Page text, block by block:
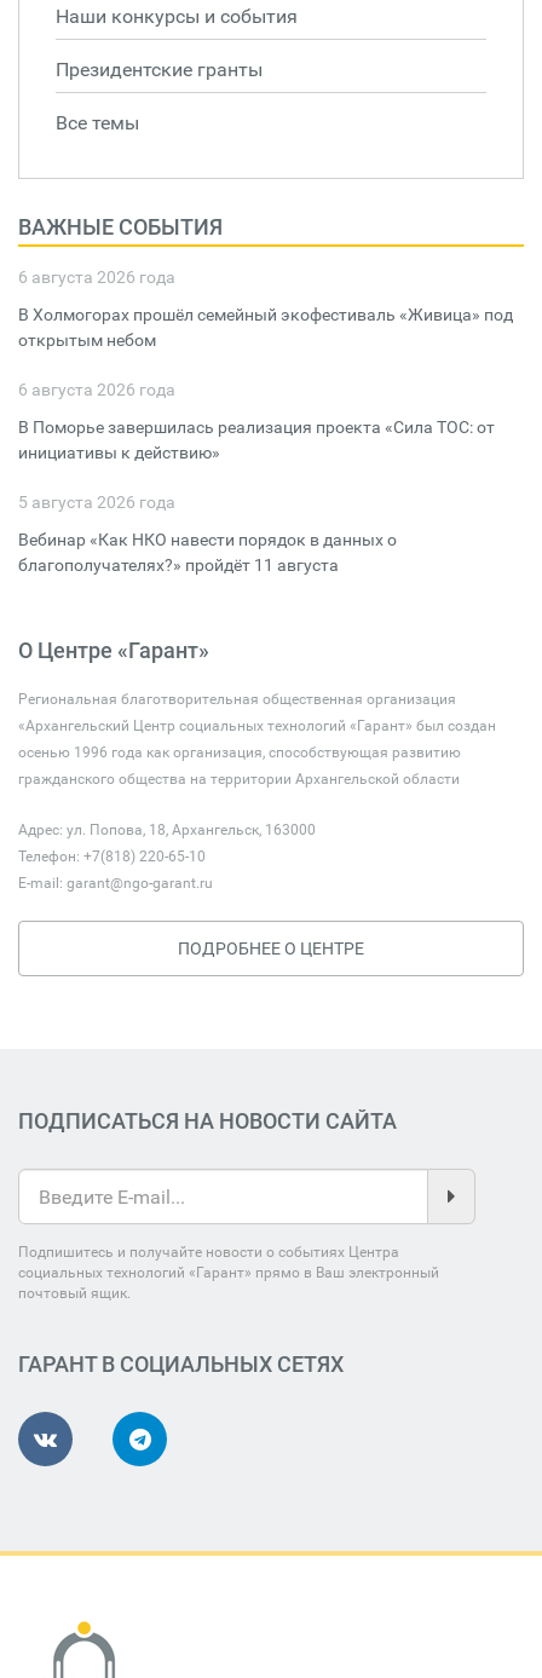
Наши конкурсы и события
Президентские гранты
Все темы
ВАЖНЫЕ СОБЫТИЯ
6 августа 2026 года
В Холмогорах прошёл семейный экофестиваль «Живица» под
открытым небом
6 августа 2026 года
В Поморье завершилась реализация проекта «Сила ТОС: от
инициативы к действию»
5 августа 2026 года
Вебинар «Как НКО навести порядок в данных о
благополучателях?» пройдёт 11 августа
О Центре «Гарант»
Региональная благотворительная общественная организация
«Архангельский Центр социальных технологий «Гарант» был создан
осенью 1996 года как организация, способствующая развитию
гражданского общества на территории Архангельской области
Адрес: ул. Попова, 18, Архангельск, 163000
Телефон: +7(818) 220-65-10
E-mail: garant@ngo-garant.ru
ПОДРОБНЕЕ О ЦЕНТРЕ
ПОДПИСАТЬСЯ НА НОВОСТИ САЙТА
Подпишитесь и получайте новости о событиях Центра
социальных технологий «Гарант» прямо в Ваш электронный
почтовый ящик.
ГАРАНТ В СОЦИАЛЬНЫХ СЕТЯХ